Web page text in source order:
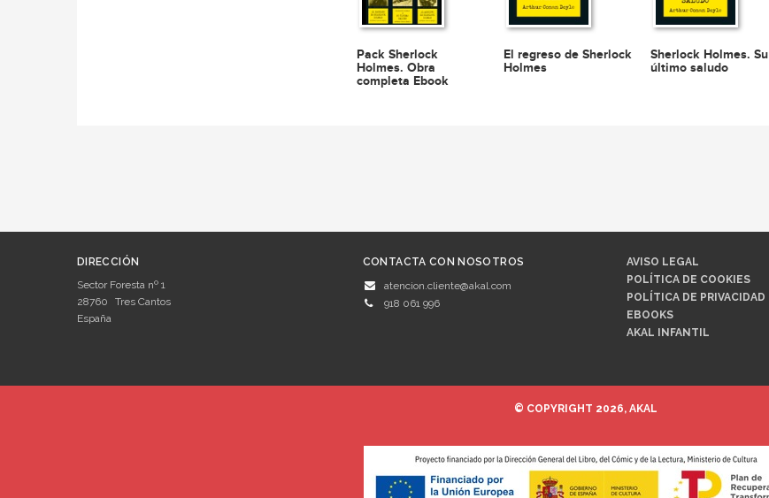
Pack Sherlock
Holmes. Obra
completa Ebook
El regreso de Sherlock
Holmes
Sherlock Holmes. Su
último saludo
DIRECCIÓN
Sector Foresta nº 1
28760
Tres Cantos
España
CONTACTA CON NOSOTROS
atencion.cliente@akal.com
918 061 996
AVISO LEGAL
POLÍTICA DE COOKIES
POLÍTICA DE PRIVACIDAD
EBOOKS
AKAL INFANTIL
© COPYRIGHT 2026, AKAL